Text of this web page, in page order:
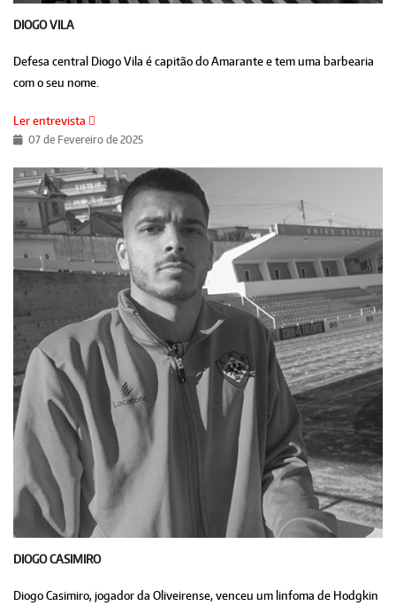
DIOGO VILA
Defesa central Diogo Vila é capitão do Amarante e tem uma barbearia
com o seu nome.
Ler entrevista
07 de Fevereiro de 2025
DIOGO CASIMIRO
Diogo Casimiro, jogador da Oliveirense, venceu um linfoma de Hodgkin